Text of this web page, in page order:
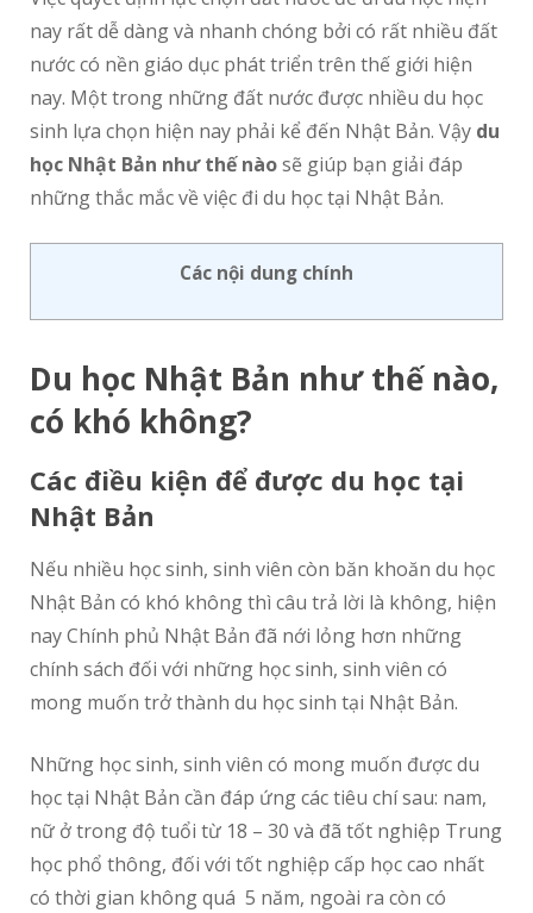
nay rất dễ dàng và nhanh chóng bởi có rất nhiều đất
nước có nền giáo dục phát triển trên thế giới hiện
nay. Một trong những đất nước được nhiều du học
sinh lựa chọn hiện nay phải kể đến Nhật Bản. Vậy du
học Nhật Bản như thế nàosẽ giúp bạn giải đáp
những thắc mắc về việc đi du học tại Nhật Bản.
Các nội dung chính
Du học Nhật Bản như thế nào,
có khó không?
Các điều kiện để được du học tại
Nhật Bản
Nếu nhiều học sinh, sinh viên còn băn khoăn du học
Nhật Bản có khó không thì câu trả lời là không, hiện
nay Chính phủ Nhật Bản đã nới lỏng hơn những
chính sách đối với những học sinh, sinh viên có
mong muốn trở thành du học sinh tại Nhật Bản.
Những học sinh, sinh viên có mong muốn được du
học tại Nhật Bản cần đáp ứng các tiêu chí sau: nam,
nữ ở trong độ tuổi từ 18 – 30 và đã tốt nghiệp Trung
học phổ thông, đối với tốt nghiệp cấp học cao nhất
có thời gian không quá 5 năm, ngoài ra còn có